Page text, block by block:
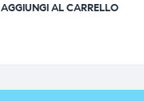
AGGIUNGI AL CARRELLO